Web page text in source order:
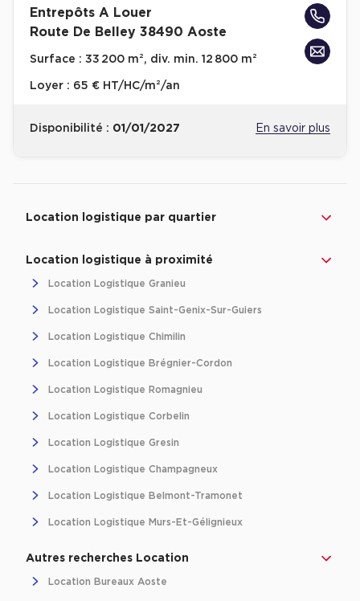
Achat de Bureaux à Rennes
Bureaux certifiés - Environnement
Achat d'Entrepôts / Activités
Achat d'Entrepôts / Activités en Ille-et-Vilaine
Achat d'Entrepôts / Activités à Lyon
Entrepôts A Louer
Route De Belley 38490 Aoste
Surface : 33 200 m², div. min. 12 800 m²
Loyer : 65 € HT/HC/m²/an
Disponibilité : 01/01/2027 En savoir plus
Location logistique par quartier
Location logistique à proximité
Location Logistique Granieu
Location Logistique Saint-Genix-Sur-Guiers
Location Logistique Chimilin
Location Logistique Brégnier-Cordon
Location Logistique Romagnieu
Location Logistique Corbelin
Location Logistique Gresin
Location Logistique Champagneux
Location Logistique Belmont-Tramonet
Location Logistique Murs-Et-Gélignieux
Autres recherches Location
Location Bureaux Aoste